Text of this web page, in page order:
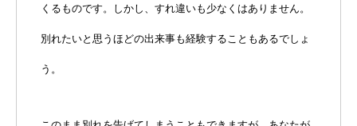
くるものです。しかし、すれ違いも少なくはありません。
別れたいと思うほどの出来事も経験することもあるでしょ
う。